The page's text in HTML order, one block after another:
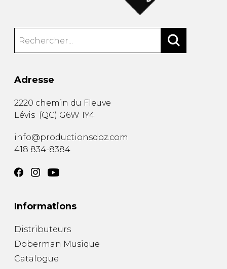
Adresse
2220 chemin du Fleuve
Lévis (QC) G6W 1Y4
info@productionsdoz.com
418 834-8384
Informations
Distributeurs
Doberman Musique
Catalogue